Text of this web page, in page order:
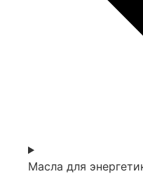
Масла для